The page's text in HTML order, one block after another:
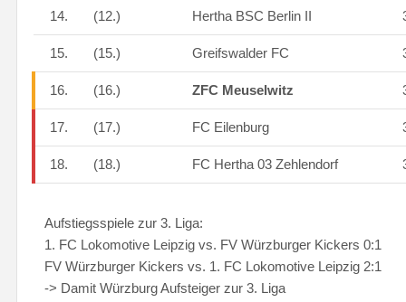
14. (12.) Hertha BSC Berlin II
15. (15.) Greifswalder FC
16. (16.) ZFC Meuselwitz
17. (17.) FC Eilenburg
18. (18.) FC Hertha 03 Zehlendorf
Aufstiegsspiele zur 3. Liga:
1. FC Lokomotive Leipzig vs. FV Würzburger Kickers 0:1
FV Würzburger Kickers vs. 1. FC Lokomotive Leipzig 2:1
-> Damit Würzburg Aufsteiger zur 3. Liga